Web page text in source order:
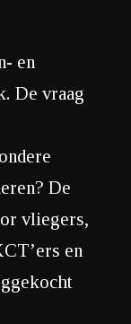
en
De vraag
De
vliegers,
en